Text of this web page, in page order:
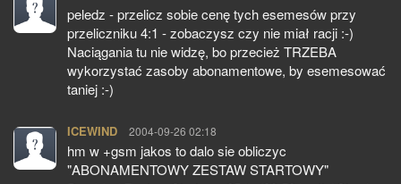
peledz - przelicz sobie cenę tych esemesów przy
przeliczniku 4:1 - zobaczysz czy nie miał racji :-)
Naciągania tu nie widzę, bo przecież TRZEBA
wykorzystać zasoby abonamentowe, by esemesować
taniej :-)
ICEWIND pisze:
2004-09-26 02:18
hm w +gsm jakos to dalo sie obliczyc
"ABONAMENTOWY ZESTAW STARTOWY"